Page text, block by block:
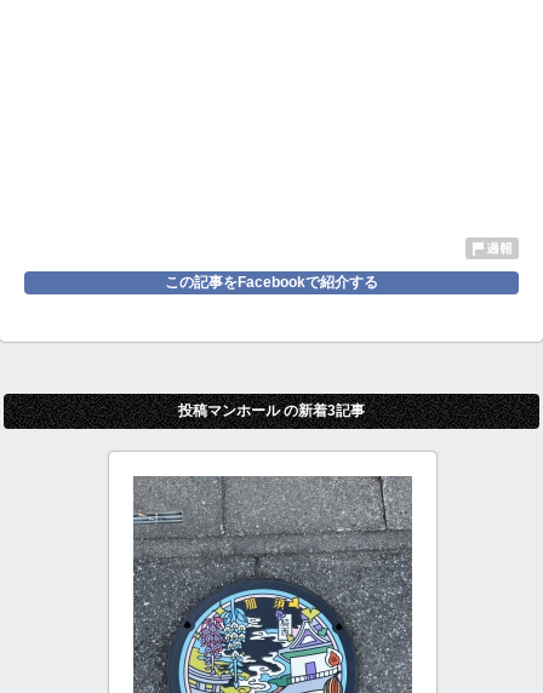
この記事をFacebookで紹介する
投稿マンホール の新着3記事